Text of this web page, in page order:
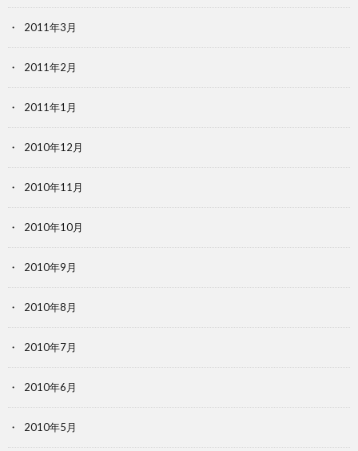
2011年3月
2011年2月
2011年1月
2010年12月
2010年11月
2010年10月
2010年9月
2010年8月
2010年7月
2010年6月
2010年5月